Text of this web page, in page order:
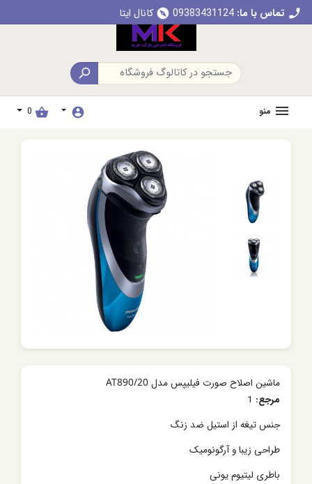
call تماس با ما: 09383431124
explore کانال ایتا

منو account_circle
shopping_basket
0
ماشین اصلاح صورت فیلیپس مدل AT890/20
مرجع:
جنس تیغه از استیل ضد زنگ
طراحی زیبا و آرگونومیک
باطری لیتیوم یونی